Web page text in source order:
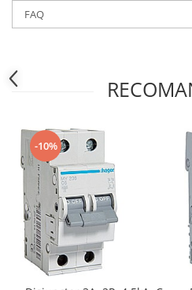
FAQ
-10%